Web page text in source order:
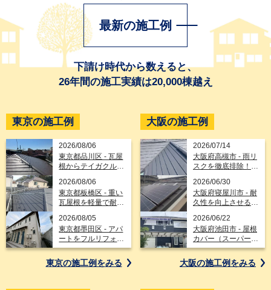
最新の施工例
下請け時代から数えると、
26年間の施工実績は20,000棟越え
東京の施工例
2026/08/06
東京都品川区 - 瓦屋
根からテイガクルー
フォームし耐震性向
上
2026/08/06
東京都板橋区 - 重い
瓦屋根を軽量で耐久
ルテクトで屋根葺き
替えリフォーム
2026/08/05
東京都墨田区 - アパ
ートをフルリフォー
ム！コロニアル
NEOからテイガク
ルーフへ！
東京の施工例をみる
大阪の施工例
2026/07/14
大阪府高槻市 - 雨リ
スクを徹底排除！ガ
の屋根カバー工法と
天窓板金交換
2026/06/30
大阪府寝屋川市 - 耐
久性を向上させるス
の葺き替えと太陽光
パネル脱着
2026/06/22
大阪府池田市 - 屋根
カバー（スーパーガ
ルテクト）と外壁金
属サイディング
大阪の施工例をみる